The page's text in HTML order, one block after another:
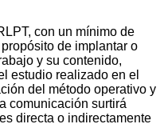
con un mínimo de
de implantar o
y su contenido,
estudio realizado en el
del método operativo y
comunicación surtirá
directa o indirectamente